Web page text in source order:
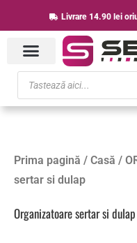
to
content
Livrare 14.90 lei
Products
search
Prima pagină / Casă /
sertar si dulap
Organizatoare sertar si dulap